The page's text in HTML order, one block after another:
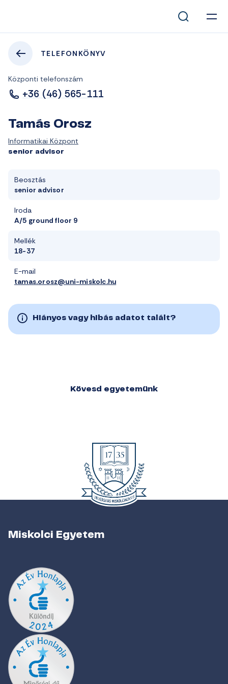
TELEFONKÖNYV
Központi telefonszám
+36 (46) 565-111
Tamás Orosz
Informatikai Központ
senior advisor
Beosztás
senior advisor
Iroda
A/5 ground floor 9
Mellék
18-37
E-mail
tamas.orosz@uni-miskolc.hu
Hiányos vagy hibás adatot talált?
Kövesd egyetemünk
Miskolci Egyetem